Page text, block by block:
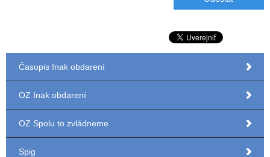
Časopis Inak obdarení
OZ Inak obdarení
OZ Spolu to zvládneme
Spig